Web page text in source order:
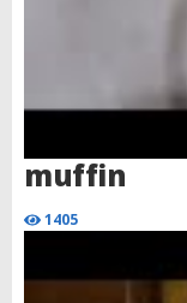
muffin
1405